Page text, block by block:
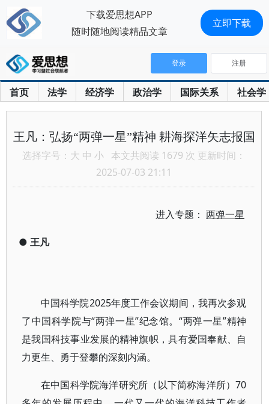
首页 法学 经济学 政治学 国际关系 社会学
登录 注册
王凡：弘扬“两弹一星”精神 耕海探洋矢志报国
选择字号： 大 中 小 本文共阅读 1679 次 更新时间：
2025-07-03 21:11
进入专题：两弹一星
● 王凡
中国科学院2025年度工作会议期间，我再次参观
了中国科学院与“两弹一星”纪念馆。“两弹一星”精神
是我国科技事业发展的精神旗帜，具有爱国奉献、自
力更生、勇于登攀的深刻内涵。
在中国科学院海洋研究所（以下简称海洋所）70
下载爱思想APP
随时随地阅读精品文章
立即下载